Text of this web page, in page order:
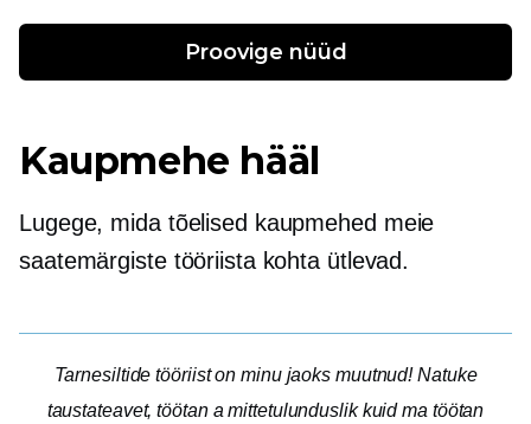
Proovige nüüd
Kaupmehe hääl
Lugege, mida tõelised kaupmehed meie
saatemärgiste tööriista kohta ütlevad.
Tarnesiltide tööriist on minu jaoks muutnud! Natuke
taustateavet, töötan amittetulunduslikkuid ma töötan